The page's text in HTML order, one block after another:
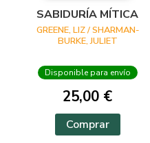
SABIDURÍA MÍTICA
GREENE, LIZ / SHARMAN-
BURKE, JULIET
Disponible para envío
25,00 €
Comprar